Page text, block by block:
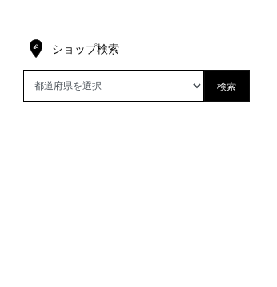
ショップ検索
検索